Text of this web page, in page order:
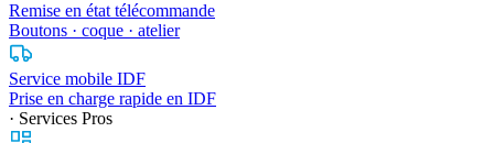
Remise en état télécommande
Boutons · coque · atelier
Service mobile IDF
Prise en charge rapide en IDF
· Services Pros